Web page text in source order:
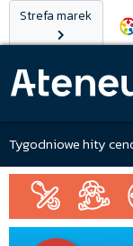
Strefa marek
Tygodniowe hity